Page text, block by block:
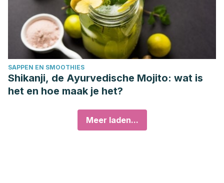
SAPPEN EN SMOOTHIES
Shikanji, de Ayurvedische Mojito: wat is
het en hoe maak je het?
Meer laden...